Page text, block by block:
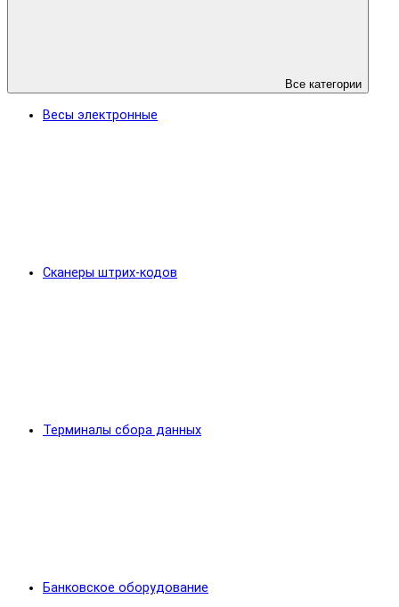
Все категории
Весы электронные
Сканеры штрих-кодов
Терминалы сбора данных
Банковское оборудование